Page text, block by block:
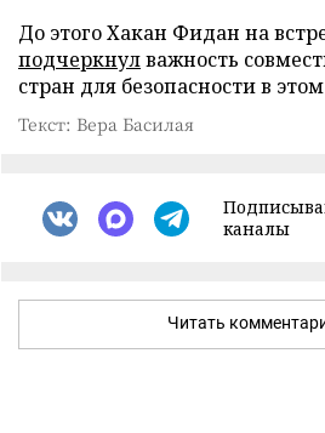
До этого Хакан Фидан на
подчеркнулважность
стран для безопасности в
Текст: Вера Басилая
каналы
Читать